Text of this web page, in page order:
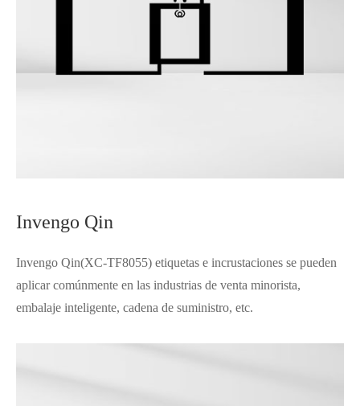
Invengo Qin
Invengo Qin(XC-TF8055) etiquetas e incrustaciones se pueden
aplicar comúnmente en las industrias de venta minorista,
embalaje inteligente, cadena de suministro, etc.